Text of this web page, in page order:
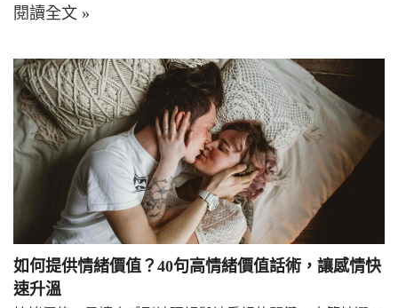
閱讀全文 »
如何提供情緒價值？40句高情緒價值話術，讓感情快
速升溫